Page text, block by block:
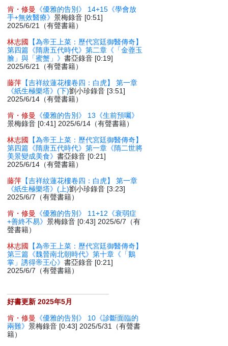
肯・修曼
《優雅的告別》 14+15《學會放
手+無效醫療》景梅錄音 [0:51]
2025/6/21（有聲書籍）
林志國
【為帝王上菜：歷代宮廷御醫傳奇】
第四篇《隋唐五代時代》第二章《「金虀玉
膾」與「蜜蟹」》書亞錄音 [0:19]
2025/6/21（有聲書籍）
藤萍 【吉祥紋蓮花樓卷四：白虎】 第一章
《紙生極樂塔》(下)劉小珍錄音 [3:51]
2025/6/14（有聲書籍）
肯・修曼
《優雅的告別》 13《生前預囑》
景梅錄音 [0:41] 2025/6/14（有聲書籍）
林志國
【為帝王上菜：歷代宮廷御醫傳奇】
第四篇《隋唐五代時代》第一章《隋二世將
美景變成美食》書亞錄音 [0:21]
2025/6/14（有聲書籍）
藤萍 【吉祥紋蓮花樓卷四：白虎】 第一章
《紙生極樂塔》(上)劉小珍錄音 [3:23]
2025/6/7（有聲書籍）
肯・修曼
《優雅的告別》 11+12《衰弱症
+善終不易》景梅錄音 [0:43] 2025/6/7（有
聲書籍）
林志國
【為帝王上菜：歷代宮廷御醫傳奇】
第三篇《魏晉南北朝時代》第十章《「鵝
掌」誘得帝王心》書亞錄音 [0:21]
2025/6/7（有聲書籍）
好書更新 2025年5月
肯・修曼
《優雅的告別》 10《診斷面臨的
兩難》景梅錄音 [0:43] 2025/5/31（有聲書
籍）